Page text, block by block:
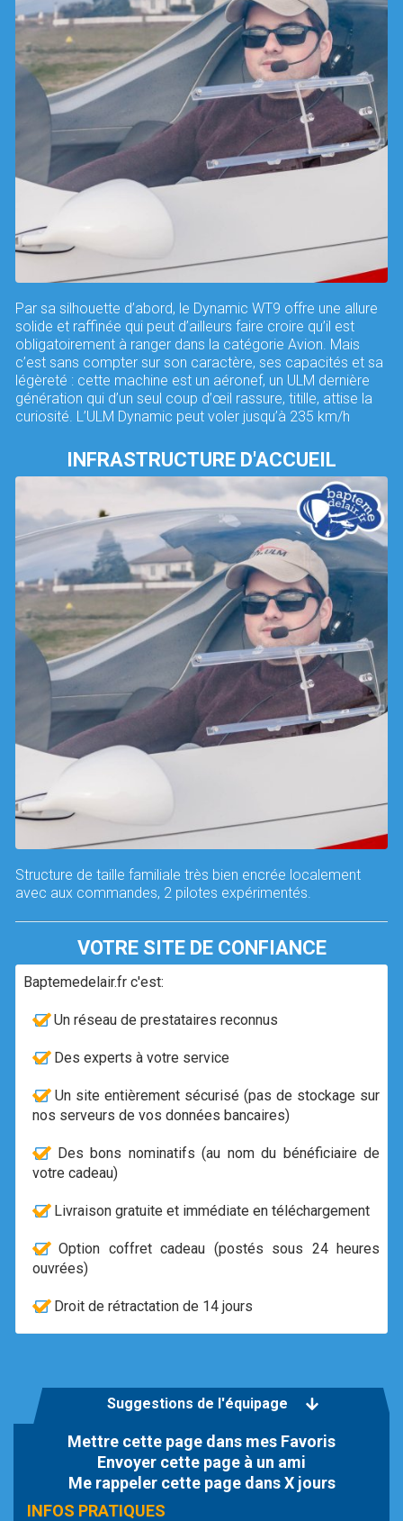
Par sa silhouette d’abord, le Dynamic WT9 offre une allure
solide et raffinée qui peut d’ailleurs faire croire qu’il est
obligatoirement à ranger dans la catégorie Avion. Mais
c’est sans compter sur son caractère, ses capacités et sa
légèreté : cette machine est un aéronef, un ULM dernière
génération qui d’un seul coup d’œil rassure, titille, attise la
curiosité. L’ULM Dynamic peut voler jusqu’à 235 km/h
INFRASTRUCTURE D'ACCUEIL
Structure de taille familiale très bien encrée localement
avec aux commandes, 2 pilotes expérimentés.
VOTRE SITE DE CONFIANCE
Baptemedelair.fr c'est:
Un réseau de prestataires reconnus
Des experts à votre service
Un site entièrement sécurisé (pas de stockage sur
nos serveurs de vos données bancaires)
Des bons nominatifs (au nom du bénéficiaire de
votre cadeau)
Livraison gratuite et immédiate en téléchargement
Option coffret cadeau (postés sous 24 heures
ouvrées)
Droit de rétractation de 14 jours
Suggestions de l'équipage
Mettre cette page dans mes Favoris
Envoyer cette page à un ami
Me rappeler cette page dans X jours
INFOS PRATIQUES